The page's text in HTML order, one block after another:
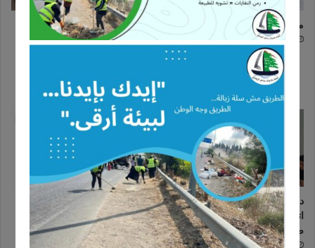
معايدة
24/12/2025
دورة تدريبية حول مخاطر الأخبار
الزائفة وأهمية التحقق من
16/11/2025
دورة زراعية تدريبية بالتعاون مع
اتحاد بلديات ساحل الزهراني لدعم
صغار المزارعين
24/10/2025
اعلان عن إطلاق مشروع زراعي
یركز على دعم صغار المزارعین
في منطقة ساحل الزهراني
24/10/2025